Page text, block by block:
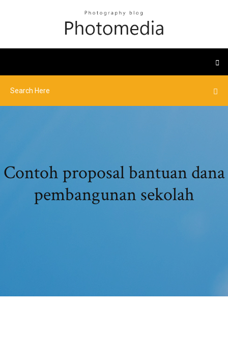
Contoh proposal bantuan dana
pembangunan sekolah